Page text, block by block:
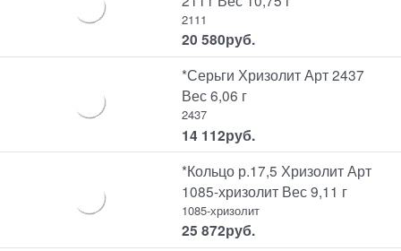
2111
20 580руб.
*Серьги Хризолит Арт 2437
Вес 6,06 г
2437
14 112руб.
*Кольцо р.17,5 Хризолит Арт
1085-хризолит Вес 9,11 г
1085-хризолит
25 872руб.